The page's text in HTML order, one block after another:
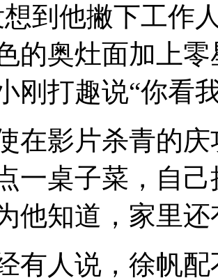
想到他撇下工作
的奥灶面加上
刚打趣说“你看
影片杀青的庆
一桌子菜，自
他知道，家里
人说，徐帆配